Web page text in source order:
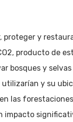
proteger y
producto de
bosques y
y su
las
impacto